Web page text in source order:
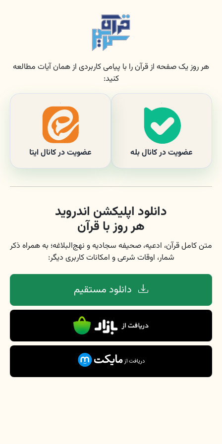
هر روز یک صفحه از قرآن را با پیامی کاربردی از همان آیات مطالعه
کنید:
عضویت در کانال بله عضویت در کانال ایتا
دانلود اپلیکشن اندروید
هر روز با قرآن
متن کامل قرآن، ادعیه، صحیفه سجادیه و نهج‌البلاغه؛ به همراه ذکر
شمار، اوقات شرعی و امکانات کاربری دیگر:
دانلود مستقیم